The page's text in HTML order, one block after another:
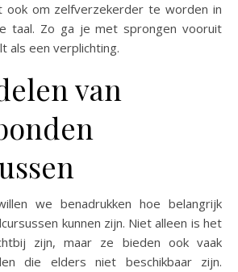
ook om zelfverzekerder te worden in
taal. Zo ga je met sprongen vooruit
als een verplichting.
van
we benadrukken hoe belangrijk
kunnen zijn. Niet alleen is het
zijn, maar ze bieden ook vaak
die elders niet beschikbaar zijn.